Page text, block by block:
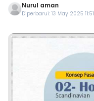
Nurul aman
Diperbarui: 13 May 2025 11:51